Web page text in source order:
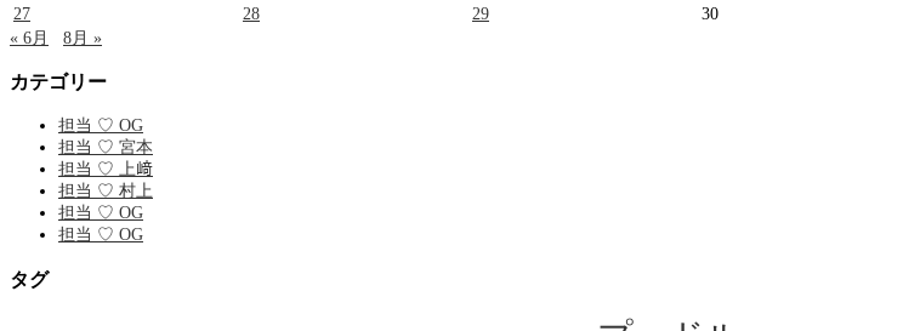
27
28 29 30
« 6月
8月 »
カテゴリー
担当 ♡ OG
担当 ♡ 宮本
担当 ♡ 上﨑
担当 ♡ 村上
担当 ♡ OG
担当 ♡ OG
タグ